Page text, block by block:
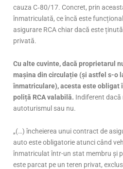
cauza C‑80/17. Concret, prin
înmatriculată, ce încă este
asigurare RCA chiar dacă este
privată.
Cu alte cuvinte, dacă proprietarul
mașina din circulație (și astfel s-o
înmatriculare), acesta este obligat
poliță RCA valabilă. Indiferent dacă
autoturismul sau nu.
„(…) încheierea unui contract de
auto este obligatorie atunci când
înmatriculat într-un stat membru și
este parcat pe un teren privat,